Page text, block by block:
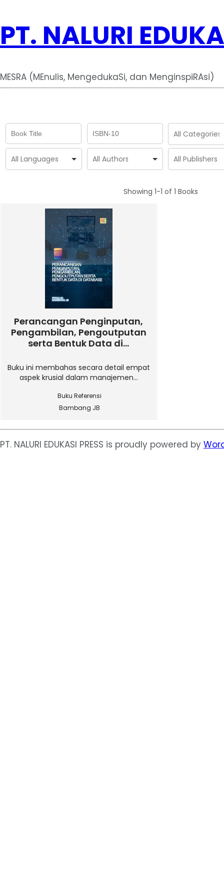
PT. NALURI
MESRA (MEnulis, MengedukaSi, dan MenginspiRAsi)
Showing 1-1 of 1 Books
Perancangan Penginputan,
Pengambilan, Pengoutputan
serta Bentuk Data di...
Buku ini membahas secara detail empat
aspek krusial dalam manajemen...
Buku Referensi
Bambang JB
PT. NALURI EDUKASI PRESS is proudly powered by